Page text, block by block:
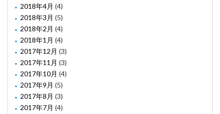
2018年4月 (4)
2018年3月 (5)
2018年2月 (4)
2018年1月 (4)
2017年12月 (3)
2017年11月 (3)
2017年10月 (4)
2017年9月 (5)
2017年8月 (3)
2017年7月 (4)